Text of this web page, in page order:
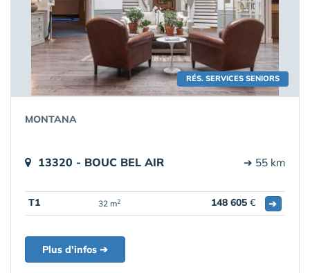
RÉS. SERVICES SENIORS
MONTANA
13320 - BOUC BEL AIR ➔ 55 km
T1 32 m2 148 605 € ➔
Plus d'infos ➔